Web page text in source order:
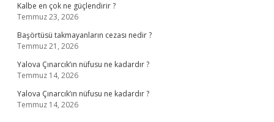
Kalbe en çok ne güçlendirir ?
Temmuz 23, 2026
Başörtüsü takmayanların cezası nedir ?
Temmuz 21, 2026
Yalova Çınarcık’ın nüfusu ne kadardır ?
Temmuz 14, 2026
Yalova Çınarcık’ın nüfusu ne kadardır ?
Temmuz 14, 2026